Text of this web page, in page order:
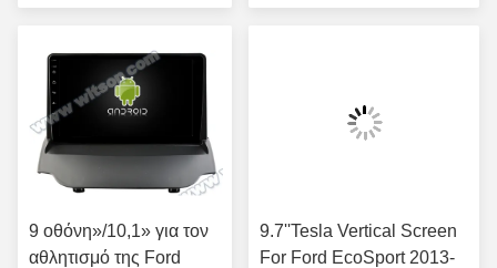
τηλεφώνημα για
για αυτοκίνητα
9 οθόνη»/10,1» για τον
αθλητισμό της Ford
9.7''Tesla Vertical Screen
For Ford EcoSport 2013-